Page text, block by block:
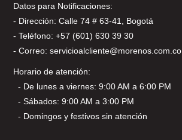
Datos para Notificaciones:
- Dirección: Calle 74 # 63-41, Bogotá
- Teléfono: +57 (601) 630 39 30
- Correo: servicioalcliente@morenos.com.co
Horario de atención:
- De lunes a viernes: 9:00 AM a 6:00 PM
- Sábados: 9:00 AM a 3:00 PM
- Domingos y festivos sin atención